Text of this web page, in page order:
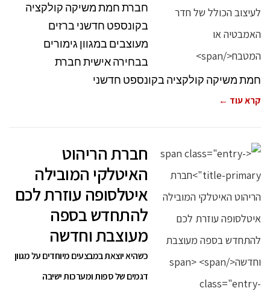
חברת חמת משיקה קולקציה
בקונספט חדשני ברזים
מעוצבים במגוון גימורים
בבחירה אישית חברת
חמת משיקה קולקציה בקונספט חדשני
קרא עוד ←
חברת הריהוט
האיטלקי המובילה
איטלסופה עוזרת לכם
להתחדש בספה
מעוצבת וחדשה
כשהיא יוצאת במבצעים מיוחדים על מגוון
דגמים של ספות ומערכות ישיבה